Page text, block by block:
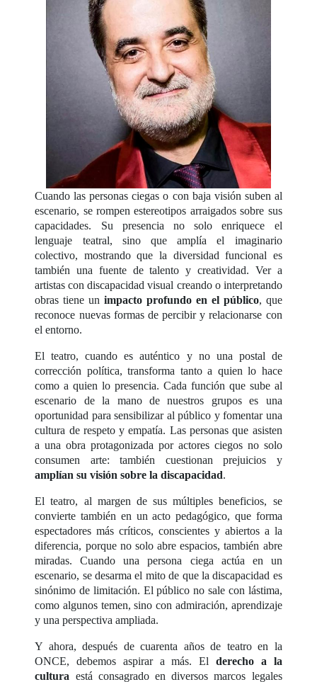
Cuando las personas ciegas o con baja visión suben al
escenario, se rompen estereotipos arraigados sobre sus
capacidades. Su presencia no solo enriquece el
lenguaje teatral, sino que amplía el imaginario
colectivo, mostrando que la diversidad funcional es
también una fuente de talento y creatividad. Ver a
artistas con discapacidad visual creando o interpretando
obras tiene unimpacto profundo en el público, que
reconoce nuevas formas de percibir y relacionarse con
el entorno.
El teatro, cuando es auténtico y no una postal de
corrección política, transforma tanto a quien lo hace
como a quien lo presencia. Cada función que sube al
escenario de la mano de nuestros grupos es una
oportunidad para sensibilizar al público y fomentar una
cultura de respeto y empatía. Las personas que asisten
a una obra protagonizada por actores ciegos no solo
consumen arte: también cuestionan prejuicios y
amplían su visión sobre la discapacidad.
El teatro, al margen de sus múltiples beneficios, se
convierte también en un acto pedagógico, que forma
espectadores más críticos, conscientes y abiertos a la
diferencia, porque no solo abre espacios, también abre
miradas. Cuando una persona ciega actúa en un
escenario, se desarma el mito de que la discapacidad es
sinónimo de limitación. El público no sale con lástima,
como algunos temen, sino con admiración, aprendizaje
y una perspectiva ampliada.
Y ahora, después de cuarenta años de teatro en la
ONCE, debemos aspirar a más. Elderecho a la
cultura está consagrado en diversos marcos legales